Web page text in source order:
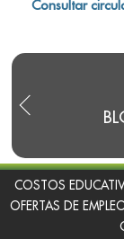
Consultar
COSTOS
OFERTAS DE